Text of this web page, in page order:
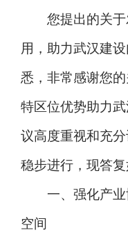
您提出的关
用，助力武汉建
悉，非常感谢您
特区位优势助力
议高度重视和充
稳步进行，现答复
一、强化产
空间